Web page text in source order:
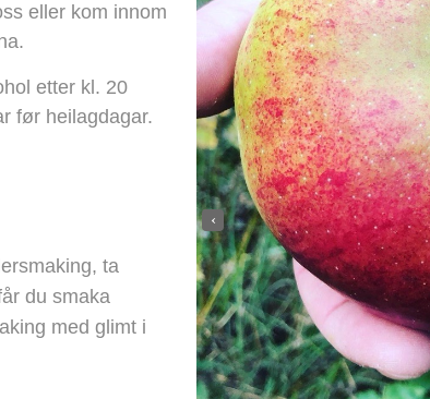
eller kom innom
etter kl. 20
før heilagdagar.
ta
du smaka
med glimt i
‹